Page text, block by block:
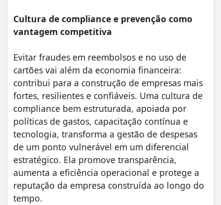
Cultura de compliance e prevenção como
vantagem competitiva
Evitar fraudes em reembolsos e no uso de
cartões vai além da economia financeira:
contribui para a construção de empresas mais
fortes, resilientes e confiáveis. Uma cultura de
compliance bem estruturada, apoiada por
políticas de gastos, capacitação contínua e
tecnologia, transforma a gestão de despesas
de um ponto vulnerável em um diferencial
estratégico. Ela promove transparência,
aumenta a eficiência operacional e protege a
reputação da empresa construída ao longo do
tempo.